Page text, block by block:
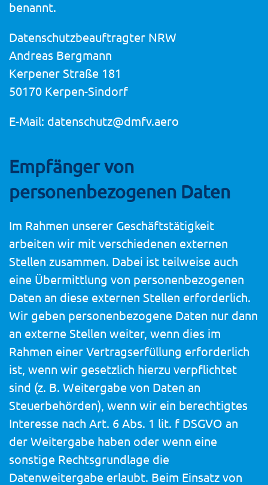
benannt.
Datenschutzbeauftragter NRW
Andreas Bergmann
Kerpener Straße 181
50170 Kerpen-Sindorf
E-Mail: datenschutz@dmfv.aero
Empfänger von
personenbezogenen Daten
Im Rahmen unserer Geschäftstätigkeit
arbeiten wir mit verschiedenen externen
Stellen zusammen. Dabei ist teilweise auch
eine Übermittlung von personenbezogenen
Daten an diese externen Stellen erforderlich.
Wir geben personenbezogene Daten nur dann
an externe Stellen weiter, wenn dies im
Rahmen einer Vertragserfüllung erforderlich
ist, wenn wir gesetzlich hierzu verpflichtet
sind (z. B. Weitergabe von Daten an
Steuerbehörden), wenn wir ein berechtigtes
Interesse nach Art. 6 Abs. 1 lit. f DSGVO an
der Weitergabe haben oder wenn eine
sonstige Rechtsgrundlage die
Datenweitergabe erlaubt. Beim Einsatz von